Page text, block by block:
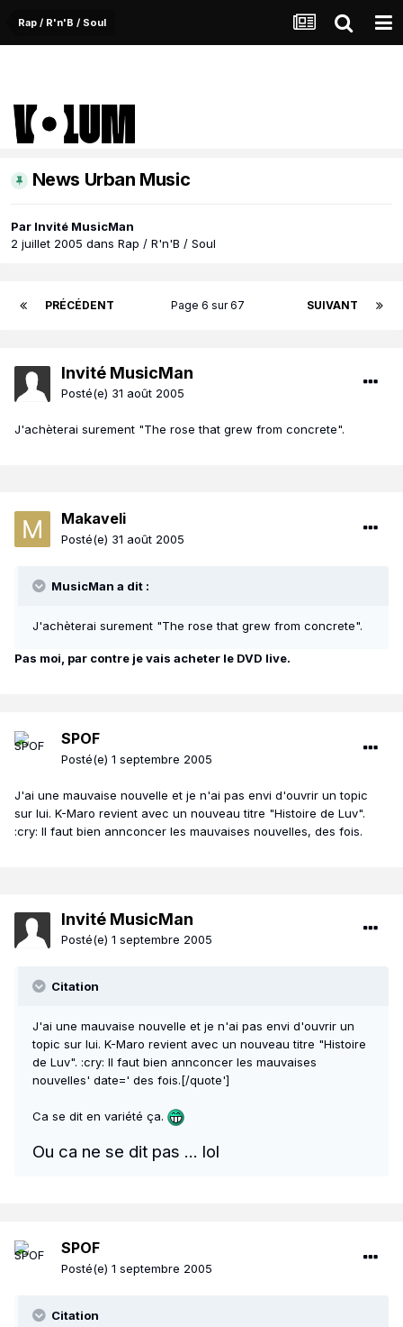
Rap / R'n'B / Soul
News Urban Music
Par Invité MusicMan
2 juillet 2005 dans Rap / R'n'B / Soul
PRÉCÉDENT SUIVANT
Page 6 sur 67
Invité MusicMan
Posté(e) 31 août 2005
J'achèterai surement "The rose that grew from concrete".
Makaveli
Posté(e) 31 août 2005
MusicMan a dit :
J'achèterai surement "The rose that grew from concrete".
Pas moi, par contre je vais acheter le DVD live.
SPOF
Posté(e) 1 septembre 2005
J'ai une mauvaise nouvelle et je n'ai pas envi d'ouvrir un topic
sur lui. K-Maro revient avec un nouveau titre "Histoire de Luv".
:cry: Il faut bien annconcer les mauvaises nouvelles, des fois.
Invité MusicMan
Posté(e) 1 septembre 2005
Citation
J'ai une mauvaise nouvelle et je n'ai pas envi d'ouvrir un
topic sur lui. K-Maro revient avec un nouveau titre "Histoire
de Luv". :cry: Il faut bien annconcer les mauvaises
nouvelles' date=' des fois.[/quote']
Ca se dit en variété ça.
Ou ca ne se dit pas ... lol
SPOF
Posté(e) 1 septembre 2005
Citation